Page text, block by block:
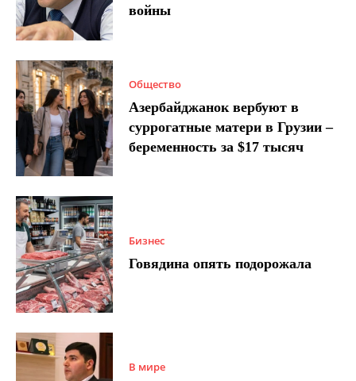
войны
Общество
Азербайджанок вербуют в
суррогатные матери в Грузии –
беременность за $17 тысяч
Бизнес
Говядина опять подорожала
В мире